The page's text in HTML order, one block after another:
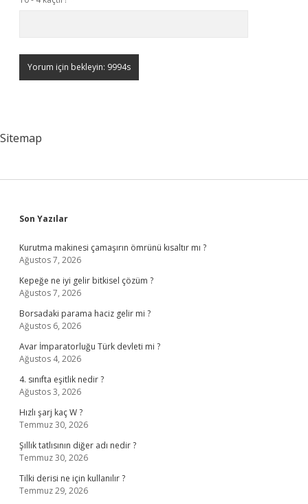
Sitemap
Sidebar
Son Yazılar
Kurutma makinesi çamaşırın ömrünü kısaltır mı ?
Ağustos 7, 2026
Kepeğe ne iyi gelir bitkisel çözüm ?
Ağustos 7, 2026
Borsadaki parama haciz gelir mi ?
Ağustos 6, 2026
Avar İmparatorluğu Türk devleti mi ?
Ağustos 4, 2026
4. sınıfta eşitlik nedir ?
Ağustos 3, 2026
Hızlı şarj kaç W ?
Temmuz 30, 2026
Şıllık tatlısının diğer adı nedir ?
Temmuz 30, 2026
Tilki derisi ne için kullanılır ?
Temmuz 29, 2026